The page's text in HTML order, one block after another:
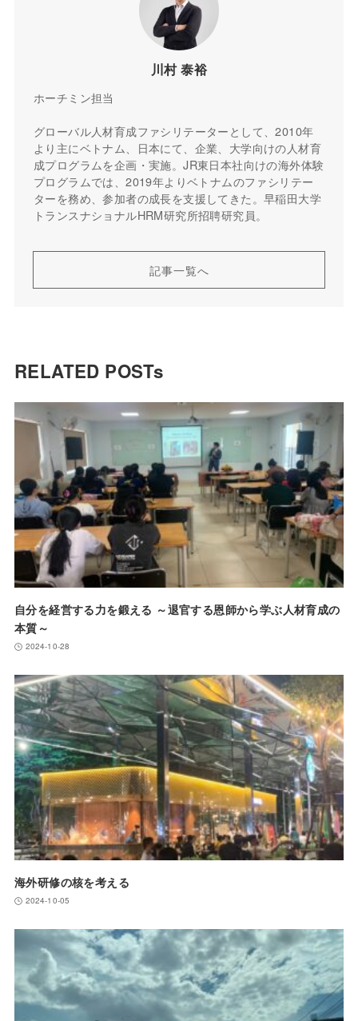
川村 泰裕
ホーチミン担当
グローバル人材育成ファシリテーターとして、2010年
より主にベトナム、日本にて、企業、大学向けの人材育
成プログラムを企画・実施。JR東日本社向けの海外体験
プログラムでは、2019年よりベトナムのファシリテー
ターを務め、参加者の成長を支援してきた。早稲田大学
トランスナショナルHRM研究所招聘研究員。
記事一覧へ
RELATED POSTs
自分を経営する力を鍛える ～退官する恩師から学ぶ人材育成の
本質～
2024-10-28
海外研修の核を考える
2024-10-05